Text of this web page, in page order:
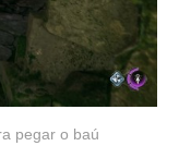
pegar o baú